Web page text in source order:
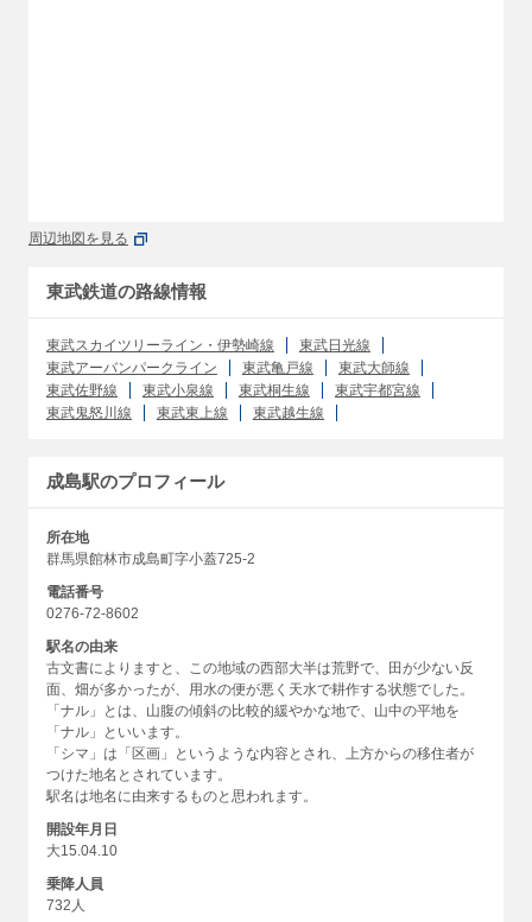
周辺地図を見る
東武鉄道の路線情報
東武スカイツリーライン・伊勢崎線
東武日光線
東武アーバンパークライン
東武亀戸線
東武大師線
東武佐野線
東武小泉線 東武桐生線
東武宇都宮線
東武鬼怒川線
東武東上線 東武越生線
成島駅のプロフィール
所在地
群馬県館林市成島町字小蓋725-2
電話番号
0276-72-8602
駅名の由来
古文書によりますと、この地域の西部大半は荒野で、田が少ない反
面、畑が多かったが、用水の便が悪く天水で耕作する状態でした。
「ナル」とは、山腹の傾斜の比較的緩やかな地で、山中の平地を
「ナル」といいます。
「シマ」は「区画」というような内容とされ、上方からの移住者が
つけた地名とされています。
駅名は地名に由来するものと思われます。
開設年月日
大15.04.10
乗降人員
732人